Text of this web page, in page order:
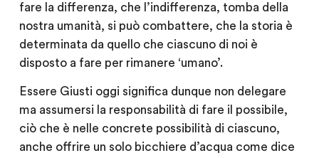
fare la differenza, che l’indifferenza, tomba della
nostra umanità, si può combattere, che la storia è
determinata da quello che ciascuno di noi è
disposto a fare per rimanere ‘umano’.
Essere Giusti oggi significa dunque non delegare
ma assumersi la responsabilità di fare il possibile,
ciò che è nelle concrete possibilità di ciascuno,
anche offrire un solo bicchiere d’acqua come dice